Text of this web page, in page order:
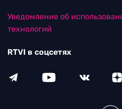
Уведомление об
технологий
RTVI в соцсетях